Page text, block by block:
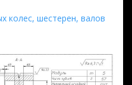
колес, шестерен, валов